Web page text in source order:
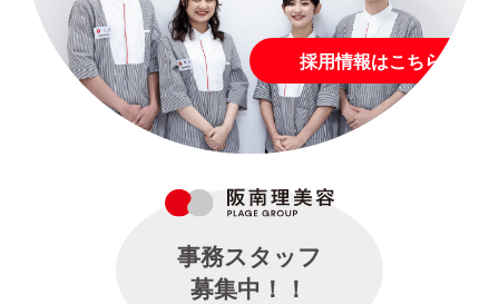
採用情報はこちら
事務スタッフ
募集中！！